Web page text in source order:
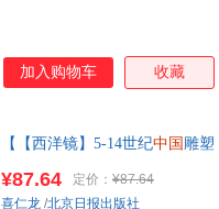
加入购物车 收藏
【【西洋镜】5-14世纪中国 雕
线当当客服
¥87.64 定价： ¥87.64
喜仁龙 /北京日报出版社